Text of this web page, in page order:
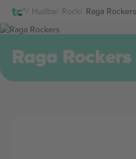
Hudba Rock Raga
Raga